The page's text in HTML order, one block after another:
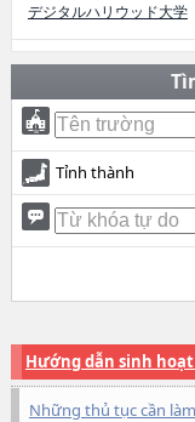
デジタルハリウッド大学
Tỉnh thành
Hướng dẫn sinh
Những thủ tục cần